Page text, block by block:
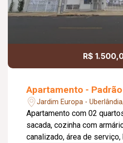
R$
Apartamento - Padrão
Jardim Europa -
Apartamento com 02
sacada, cozinha com
canalizado, área de